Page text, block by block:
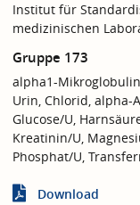
Institut für
medizinischen
Gruppe 173
alpha1-
Urin, Chlorid, alpha-
Glucose/U,
Kreatinin/U,
Phosphat/U,
Download